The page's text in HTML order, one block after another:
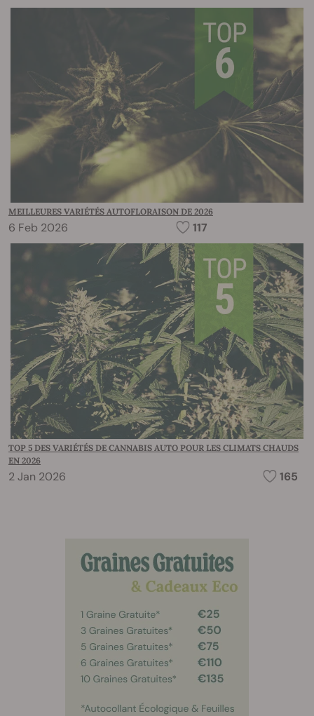
MEILLEURES VARIÉTÉS AUTOFLORAISON DE 2026
6 Feb 2026 117
TOP 5 DES VARIÉTÉS DE CANNABIS AUTO POUR LES CLIMATS CHAUDS
EN 2026
2 Jan 2026 165